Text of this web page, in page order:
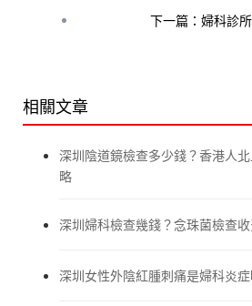
下一篇：婦科診
相關文章
深圳陰道鏡檢查多少錢？香港人
略
深圳婦科檢查幾錢？念珠菌檢查
深圳女性外陰紅腫刺痛是婦科炎